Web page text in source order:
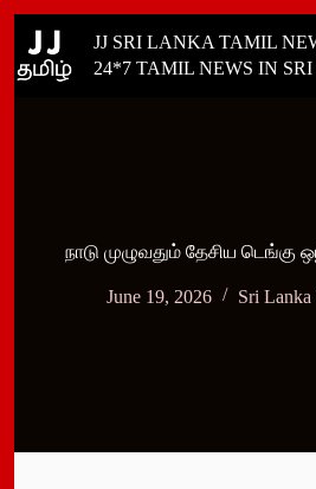
content
JJ SRI LANKA TAMIL
24*7 TAMIL NEWS IN
நாடு முழுவதும் தேசிய டெங்கு
June 19, 2026 Sri